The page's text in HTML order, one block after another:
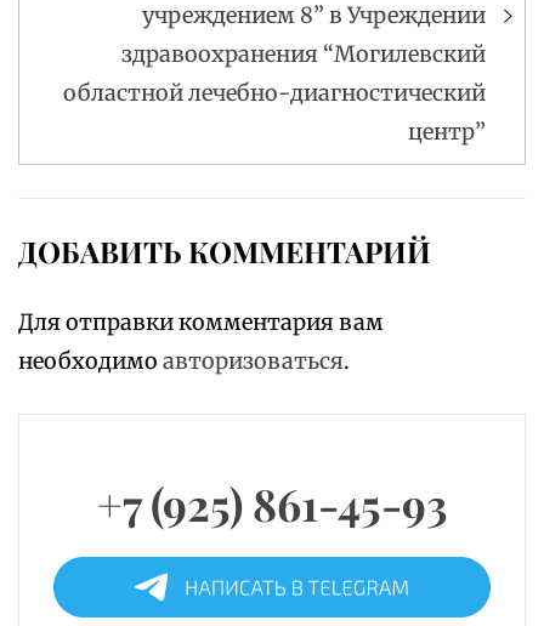
учреждением 8” в Учреждении
здравоохранения “Могилевский
областной лечебно-диагностический
центр”
ДОБАВИТЬ КОММЕНТАРИЙ
Для отправки комментария вам
необходимо авторизоваться.
+7 (925) 861-45-93